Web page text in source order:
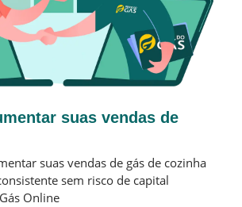
suas vendas de
suas vendas de gás de cozinha
sem risco de capital
Gás Online